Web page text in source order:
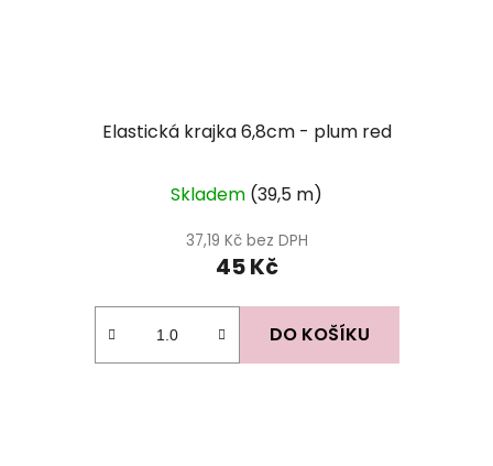
Elastická krajka 6,8cm - plum red
Skladem (39,5 m)
37,19 Kč bez DPH
45 Kč
DO KOŠÍKU